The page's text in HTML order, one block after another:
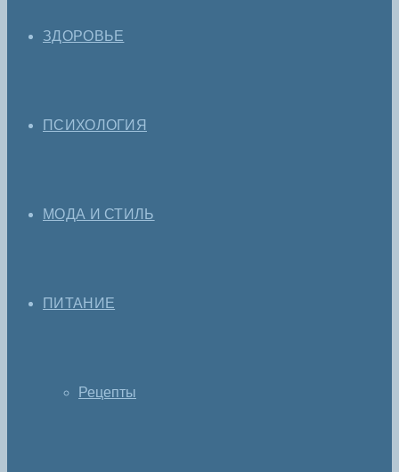
ЗДОРОВЬЕ
ПСИХОЛОГИЯ
МОДА И СТИЛЬ
ПИТАНИЕ
Рецепты